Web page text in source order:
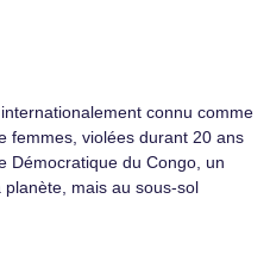
connu comme
femmes, violées durant 20 ans
Démocratique du Congo, un
mais au sous-sol